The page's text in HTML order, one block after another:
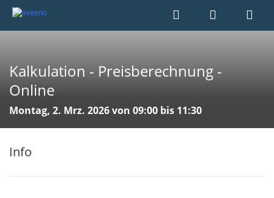
Kalkulation - Preisberechnung -
Online
Montag, 2. Mrz. 2026 von 09:00 bis 11:30
Info